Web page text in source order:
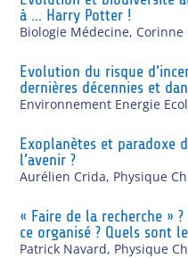
à … Harry Potter !
Biologie Médecine, Corinne
Evolution du risque
dernières décennies et
Environnement Energie
Exoplanètes et paradoxe
l’avenir ?
Aurélien Crida, Physique
« Faire de la recherche »
ce organisé ? Quels sont
Patrick Navard, Physique